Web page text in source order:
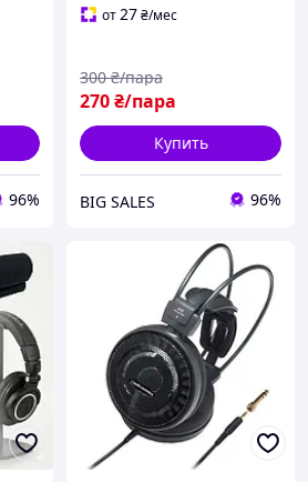
96%
от27₴/мес
270₴/пара
300 ₴/пара
Купить
BIG SALES 96%